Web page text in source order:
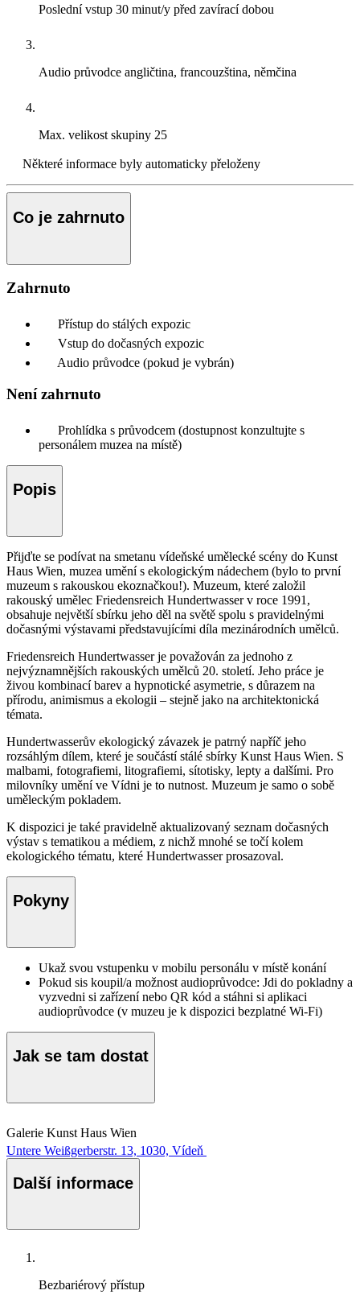
Poslední vstup 30 minut/y před zavírací dobou
Audio průvodce angličtina, francouzština, němčina
Max. velikost skupiny 25
Některé informace byly automaticky přeloženy
Co je zahrnuto
Zahrnuto
Přístup do stálých expozic
Vstup do dočasných expozic
Audio průvodce (pokud je vybrán)
Není zahrnuto
Prohlídka s průvodcem (dostupnost konzultujte s
personálem muzea na místě)
Popis
Přijďte se podívat na smetanu vídeňské umělecké scény do Kunst
Haus Wien, muzea umění s ekologickým nádechem (bylo to první
muzeum s rakouskou ekoznačkou!). Muzeum, které založil
rakouský umělec Friedensreich Hundertwasser v roce 1991,
obsahuje největší sbírku jeho děl na světě spolu s pravidelnými
dočasnými výstavami představujícími díla mezinárodních umělců.
Friedensreich Hundertwasser je považován za jednoho z
nejvýznamnějších rakouských umělců 20. století. Jeho práce je
živou kombinací barev a hypnotické asymetrie, s důrazem na
přírodu, animismus a ekologii – stejně jako na architektonická
témata.
Hundertwasserův ekologický závazek je patrný napříč jeho
rozsáhlým dílem, které je součástí stálé sbírky Kunst Haus Wien. S
malbami, fotografiemi, litografiemi, sítotisky, lepty a dalšími. Pro
milovníky umění ve Vídni je to nutnost. Muzeum je samo o sobě
uměleckým pokladem.
K dispozici je také pravidelně aktualizovaný seznam dočasných
výstav s tematikou a médiem, z nichž mnohé se točí kolem
ekologického tématu, které Hundertwasser prosazoval.
Pokyny
Ukaž svou vstupenku v mobilu personálu v místě konání
Pokud sis koupil/a možnost audioprůvodce: Jdi do pokladny a
vyzvedni si zařízení nebo QR kód a stáhni si aplikaci
audioprůvodce (v muzeu je k dispozici bezplatné Wi-Fi)
Jak se tam dostat
Galerie Kunst Haus Wien
Untere Weißgerberstr. 13, 1030, Vídeň
Další informace
Bezbariérový přístup